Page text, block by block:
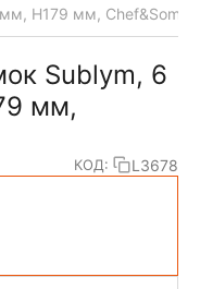
H179 мм,
Sublym, 6
мм,
КОД: L3678